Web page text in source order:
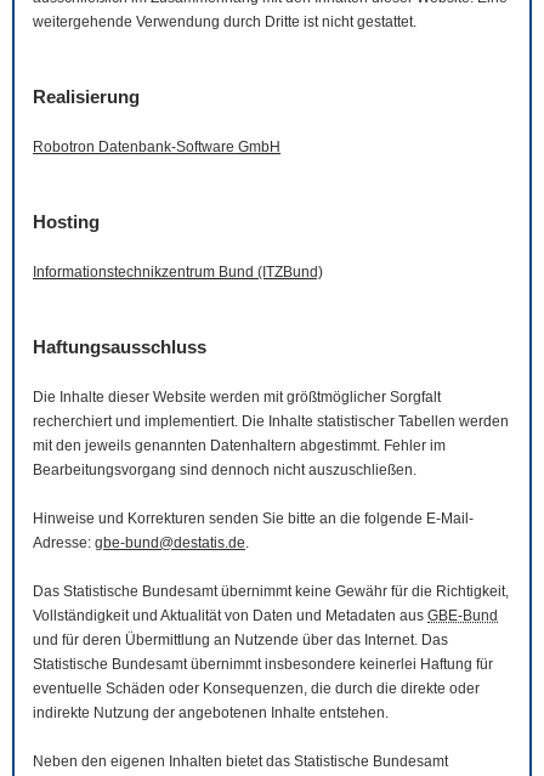
weitergehende Verwendung durch Dritte ist nicht gestattet.
Realisierung
Robotron Datenbank-Software GmbH
Hosting
Informationstechnikzentrum Bund (ITZBund)
Haftungsausschluss
Die Inhalte dieser Website werden mit größtmöglicher Sorgfalt
recherchiert und implementiert. Die Inhalte statistischer Tabellen werden
mit den jeweils genannten Datenhaltern abgestimmt. Fehler im
Bearbeitungsvorgang sind dennoch nicht auszuschließen.
Hinweise und Korrekturen senden Sie bitte an die folgende E-Mail -
Adresse: gbe-bund@destatis.de.
Das Statistische Bundesamt übernimmt keine Gewähr für die Richtigkeit,
Vollständigkeit und Aktualität von Daten und Metadaten aus GBE-Bund
und für deren Übermittlung an Nutzende über das Internet. Das
Statistische Bundesamt übernimmt insbesondere keinerlei Haftung für
eventuelle Schäden oder Konsequenzen, die durch die direkte oder
indirekte Nutzung der angebotenen Inhalte entstehen.
Neben den eigenen Inhalten bietet das Statistische Bundesamt